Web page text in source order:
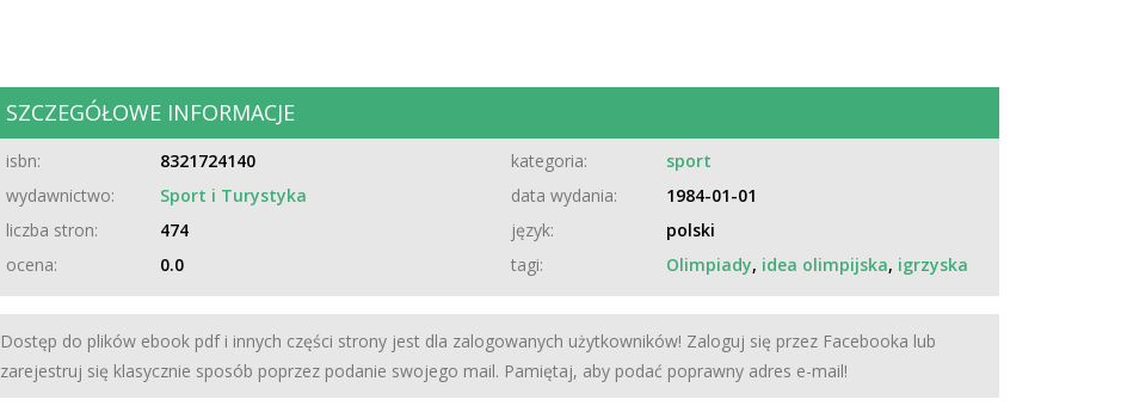
SZCZEGÓŁOWE INFORMACJE
isbn: 8321724140 kategoria:
sport
wydawnictwo:
Sport i Turystyka data wydania:
1984-01-01
liczba stron:
474 język:
polski
ocena:
0.0 tagi: Olimpiady, idea olimpijska, igrzyska
Dostęp do plików ebook pdf i innych części strony jest dla zalogowanych użytkowników! Zaloguj się przez Facebooka lub
zarejestruj się klasycznie sposób poprzez podanie swojego mail. Pamiętaj, aby podać poprawny adres e-mail!